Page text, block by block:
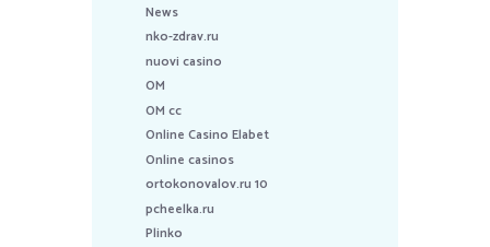
News
nko-zdrav.ru
nuovi casino
OM
OM cc
Online Casino Elabet
Online casinos
ortokonovalov.ru 10
pcheelka.ru
Plinko